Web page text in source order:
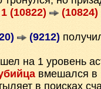
(10822) (10824)
(9212)
на 1 уровень
вмешался в
в поисках